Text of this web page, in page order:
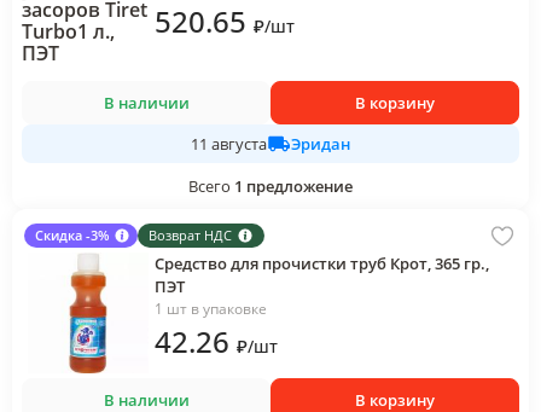
520.65 ₽/шт
В наличии
В корзину
11 августа
Эридан
Всего 1 предложение
Скидка -3% Возврат НДС
Средство для прочистки труб Крот, 365 гр.,
ПЭТ
1 шт в упаковке
42.26 ₽/шт
В наличии
В корзину